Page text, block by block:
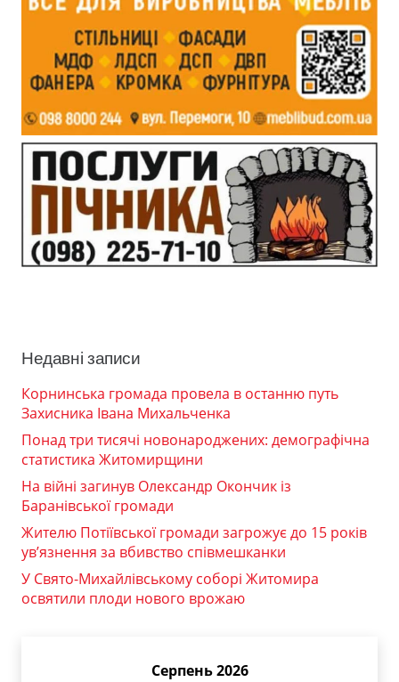
Недавні записи
Корнинська громада провела в останню путь
Захисника Івана Михальченка
Понад три тисячі новонароджених: демографічна
статистика Житомирщини
На війні загинув Олександр Окончик із
Баранівської громади
Жителю Потіївської громади загрожує до 15 років
ув’язнення за вбивство співмешканки
У Свято-Михайлівському соборі Житомира
освятили плоди нового врожаю
Серпень 2026